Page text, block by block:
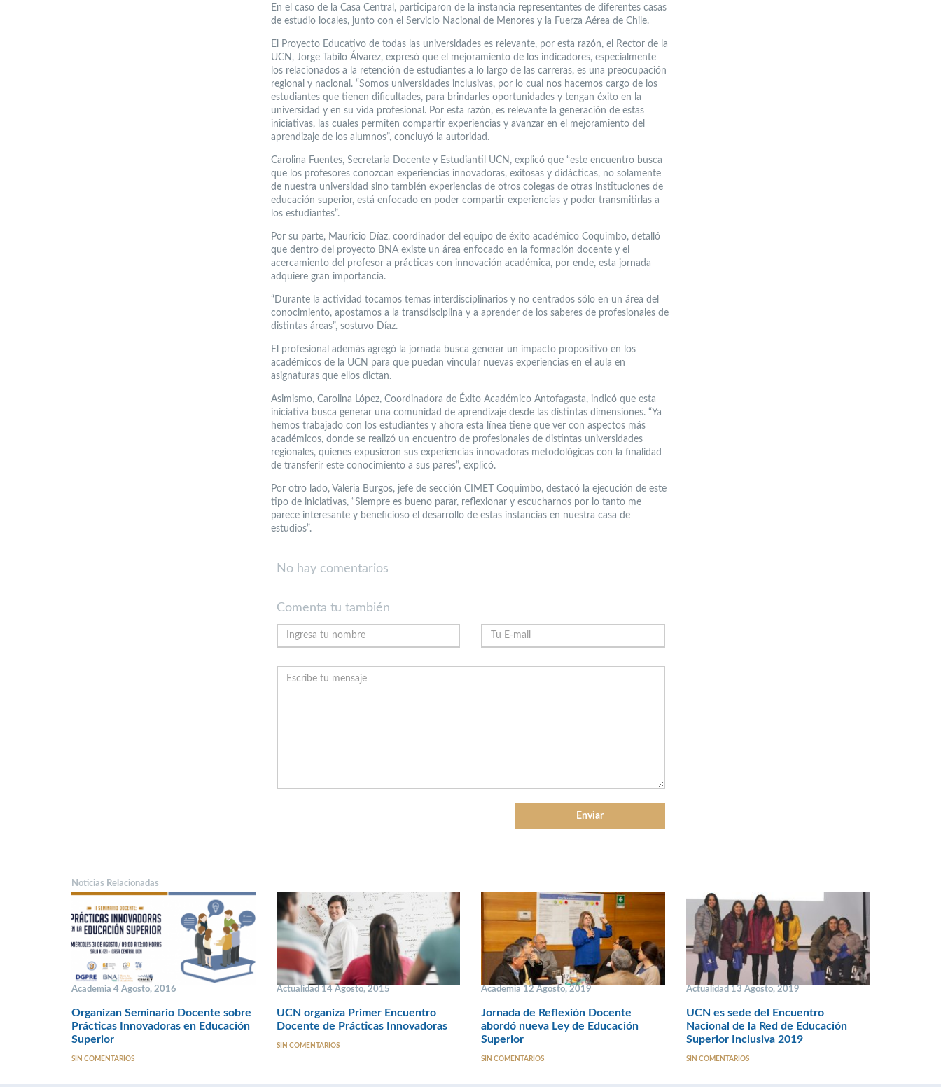
En el caso de la Casa Central, participaron de la instancia representantes de diferentes casas
de estudio locales, junto con el Servicio Nacional de Menores y la Fuerza Aérea de Chile.
El Proyecto Educativo de todas las universidades es relevante, por esta razón, el Rector de la
UCN, Jorge Tabilo Álvarez, expresó que el mejoramiento de los indicadores, especialmente
los relacionados a la retención de estudiantes a lo largo de las carreras, es una preocupación
regional y nacional. “Somos universidades inclusivas, por lo cual nos hacemos cargo de los
estudiantes que tienen dificultades, para brindarles oportunidades y tengan éxito en la
universidad y en su vida profesional. Por esta razón, es relevante la generación de estas
iniciativas, las cuales permiten compartir experiencias y avanzar en el mejoramiento del
aprendizaje de los alumnos”, concluyó la autoridad.
Carolina Fuentes, Secretaria Docente y Estudiantil UCN, explicó que “este encuentro busca
que los profesores conozcan experiencias innovadoras, exitosas y didácticas, no solamente
de nuestra universidad sino también experiencias de otros colegas de otras instituciones de
educación superior, está enfocado en poder compartir experiencias y poder transmitirlas a
los estudiantes”.
Por su parte, Mauricio Díaz, coordinador del equipo de éxito académico Coquimbo, detalló
que dentro del proyecto BNA existe un área enfocado en la formación docente y el
acercamiento del profesor a prácticas con innovación académica, por ende, esta jornada
adquiere gran importancia.
“Durante la actividad tocamos temas interdisciplinarios y no centrados sólo en un área del
conocimiento, apostamos a la transdisciplina y a aprender de los saberes de profesionales de
distintas áreas”, sostuvo Díaz.
El profesional además agregó la jornada busca generar un impacto propositivo en los
académicos de la UCN para que puedan vincular nuevas experiencias en el aula en
asignaturas que ellos dictan.
Asimismo, Carolina López, Coordinadora de Éxito Académico Antofagasta, indicó que esta
iniciativa busca generar una comunidad de aprendizaje desde las distintas dimensiones. “Ya
hemos trabajado con los estudiantes y ahora esta línea tiene que ver con aspectos más
académicos, donde se realizó un encuentro de profesionales de distintas universidades
regionales, quienes expusieron sus experiencias innovadoras metodológicas con la finalidad
de transferir este conocimiento a sus pares”, explicó.
Por otro lado, Valeria Burgos, jefe de sección CIMET Coquimbo, destacó la ejecución de este
tipo de iniciativas, “Siempre es bueno parar, reflexionar y escucharnos por lo tanto me
parece interesante y beneficioso el desarrollo de estas instancias en nuestra casa de
estudios”.
No hay comentarios
Comenta tu también
Noticias Relacionadas
Academia 4 Agosto, 2016
Organizan Seminario Docente sobre
Prácticas Innovadoras en Educación
Superior
SIN COMENTARIOS
Actualidad 14 Agosto, 2015
UCN organiza Primer Encuentro
Docente de Prácticas Innovadoras
SIN COMENTARIOS
Academia 12 Agosto, 2019
Jornada de Reflexión Docente
abordó nueva Ley de Educación
Superior
SIN COMENTARIOS
Actualidad 13 Agosto, 2019
UCN es sede del Encuentro
Nacional de la Red de Educación
Superior Inclusiva 2019
SIN COMENTARIOS